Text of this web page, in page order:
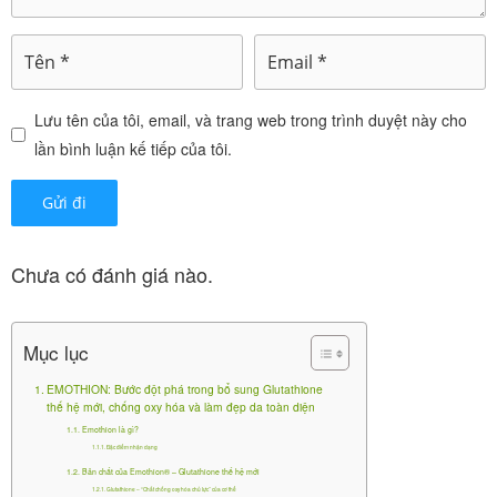
L-Arginine HCl 300 mg
hỗ trợ sản sinh c
ollagen
Chiết xuất Dươn
g xỉ (Polypodiu
m Leucotomos)
150 mg
Chống oxy hóa t
ự nhiên, bảo vệ
Vitamin C
bảo vệ tế bào, n
ăng lượng
Acid Alpha Lipo
ic (ALA)
Lưu tên của tôi, email, và trang web trong trình duyệt này cho
lần bình luận kế tiếp của tôi.
Chưa có đánh giá nào.
Mục lục
EMOTHION: Bước đột phá trong bổ sung Glutathione
thế hệ mới, chống oxy hóa và làm đẹp da toàn diện
Emothion là gì?
Đặc điểm nhận dạng
Bản chất của Emothion® – Glutathione thế hệ mới
Glutathione – “Chất chống oxy hóa chủ lực” của cơ thể